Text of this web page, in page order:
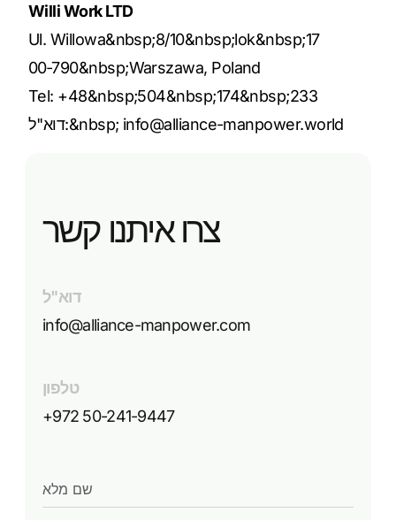
Willi Work LTD
Ul. Willowa&nbsp;8/10&nbsp;lok&nbsp;17
00‑790&nbsp;Warszawa, Poland
Tel: +48&nbsp;504&nbsp;174&nbsp;233
דוא"ל:&nbsp; info@alliance-manpower.world
צרו איתנו קשר
דוא"ל
info@alliance-manpower.com
טלפון
+972 50-241-9447